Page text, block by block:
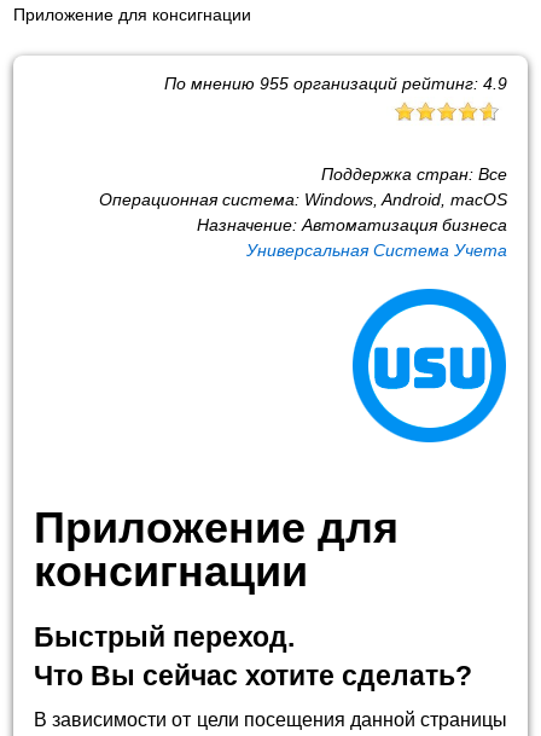
Приложение для консигнации
По мнению 955организаций рейтинг: 4.9
Поддержка стран: Все
Операционная система: Windows, Android, macOS
Назначение: Автоматизация бизнеса
Универсальная Система Учета
Приложение для
консигнации
Быстрый переход.
Что Вы сейчас хотите сделать?
В зависимости от цели посещения данной страницы